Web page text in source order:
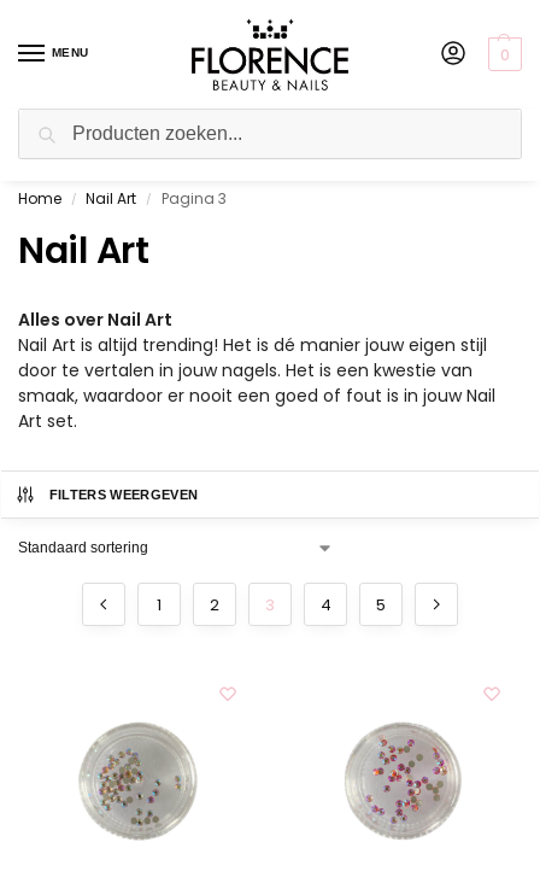
MENU 0
Betaal achteraf met Klarna!
Home / Nail Art / Pagina 3
Nail Art
Alles over Nail Art
Nail Art is altijd trending! Het is dé manier jouw eigen stijl
door te vertalen in jouw nagels. Het is een kwestie van
smaak, waardoor er nooit een goed of fout is in jouw Nail
Art set.
FILTERS WEERGEVEN
1 2 3 4 5